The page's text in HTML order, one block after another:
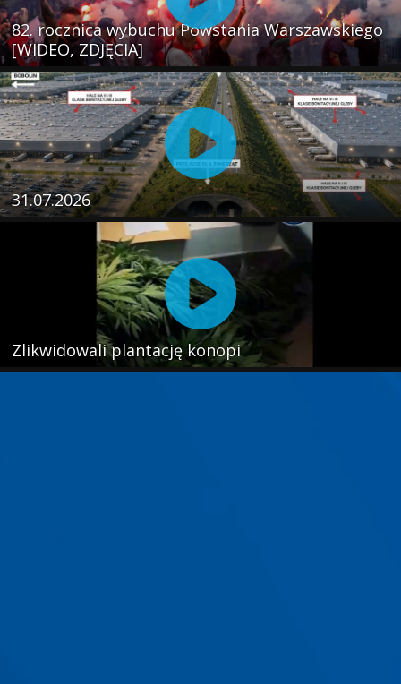
82. rocznica wybuchu Powstania Warszawskiego
[WIDEO, ZDJĘCIA]
31.07.2026
Zlikwidowali plantację konopi